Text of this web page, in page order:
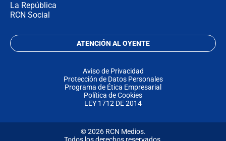
La República
RCN Social
ATENCIÓN AL OYENTE
Aviso de Privacidad
Protección de Datos Personales
Programa de Ética Empresarial
Política de Cookies
LEY 1712 DE 2014
© 2026 RCN Medios.